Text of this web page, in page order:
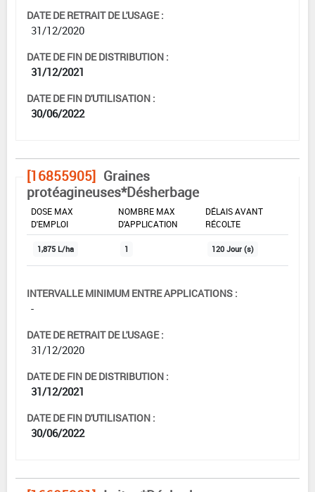
DATE DE RETRAIT DE L'USAGE :
31/12/2020
DATE DE FIN DE DISTRIBUTION :
31/12/2021
DATE DE FIN D'UTILISATION :
30/06/2022
[16855905] Graines
protéagineuses*Désherbage
DOSE MAX
D'EMPLOI
NOMBRE MAX
D'APPLICATION
DÉLAIS AVANT
RÉCOLTE
1,875 L/ha 1 120 Jour (s)
INTERVALLE MINIMUM ENTRE APPLICATIONS :
-
DATE DE RETRAIT DE L'USAGE :
31/12/2020
DATE DE FIN DE DISTRIBUTION :
31/12/2021
DATE DE FIN D'UTILISATION :
30/06/2022